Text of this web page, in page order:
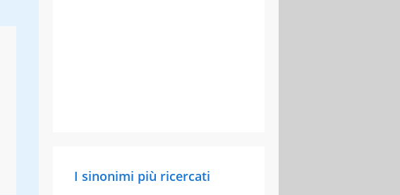
I sinonimi più ricercati